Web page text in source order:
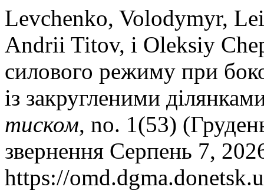
Levchenko, Volodymyr,
Andrii Titov, і Oleksiy
силового режиму при
із закругленими
тиском, no. 1(53)
звернення Серпень 7,
https://